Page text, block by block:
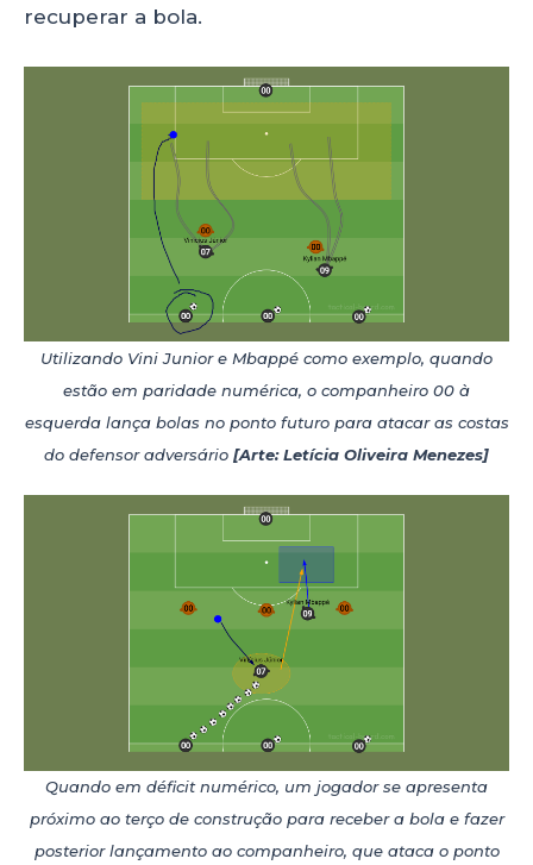
recuperar a bola.
Utilizando Vini Junior e Mbappé como exemplo, quando
estão em paridade numérica, o companheiro 00 à
esquerda lança bolas no ponto futuro para atacar as costas
do defensor adversário [Arte: Letícia Oliveira Menezes]
Quando em déficit numérico, um jogador se apresenta
próximo ao terço de construção para receber a bola e fazer
posterior lançamento ao companheiro, que ataca o ponto